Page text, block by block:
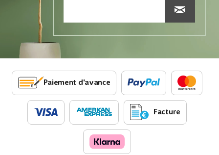
Paiement d'avance
Facture